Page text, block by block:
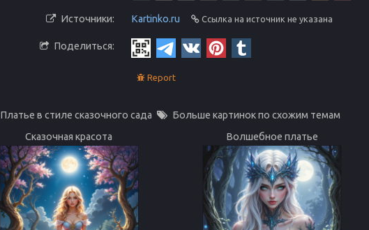
Источники: Kartinko.ru Ссылка на источник не указана
Поделиться:
Report
Платье в стиле сказочного сада
Больше картинок по схожим темам
Сказочная красота Волшебное платье